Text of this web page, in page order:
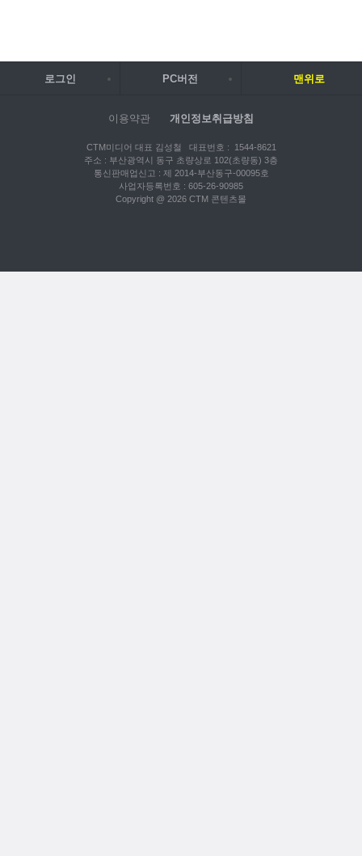
로그인 PC버전 맨위로
이용약관 개인정보취급방침
CTM미디어 대표 김성철 대표번호 : 1544-8621
주소 : 부산광역시 동구 초량상로 102(초량동) 3층
통신판매업신고 : 제 2014-부산동구-00095호
사업자등록번호 : 605-26-90985
Copyright @ 2026 CTM 콘텐츠몰